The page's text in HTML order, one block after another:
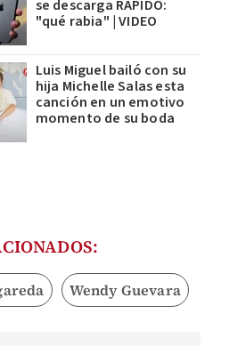
se descarga RÁPIDO:
"qué rabia" | VIDEO
Luis Miguel bailó con su
hija Michelle Salas esta
canción en un emotivo
momento de su boda
Wendy Guevara